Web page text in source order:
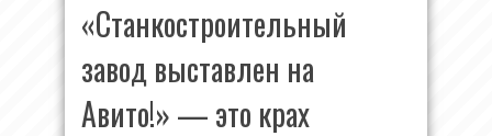
«Станкостроительный
завод выставлен на
Авито!» — это крах